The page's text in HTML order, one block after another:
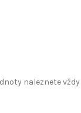
naleznete vždy